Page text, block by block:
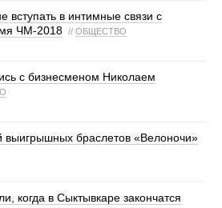
вступать в интимные связи с
ЧМ-2018 // ОБЩЕСТВО
с бизнесменом Николаем
выигрышных браслетов «Велоночи»
когда в Сыктывкаре закончатся